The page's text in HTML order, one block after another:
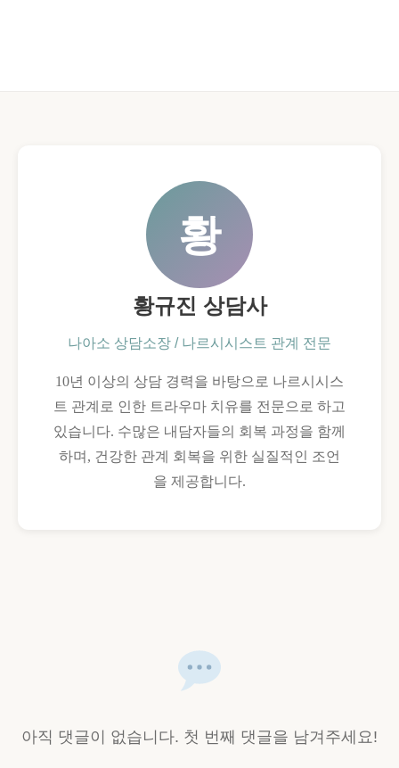
황
황규진 상담사
나아소 상담소장 / 나르시시스트 관계 전문
10년 이상의 상담 경력을 바탕으로 나르시시스
트 관계로 인한 트라우마 치유를 전문으로 하고
있습니다. 수많은 내담자들의 회복 과정을 함께
하며, 건강한 관계 회복을 위한 실질적인 조언
을 제공합니다.
아직 댓글이 없습니다. 첫 번째 댓글을 남겨주세요!